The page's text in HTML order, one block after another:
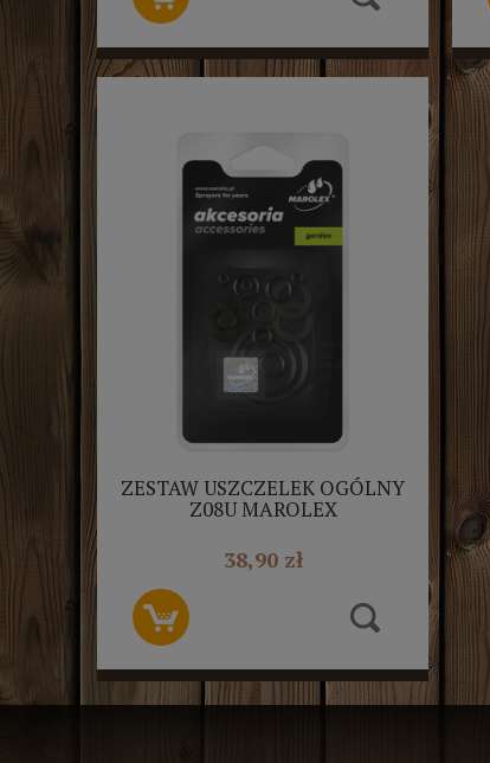
ZESTAW USZCZELEK OGÓLNY
Z08U MAROLEX
38,90 zł